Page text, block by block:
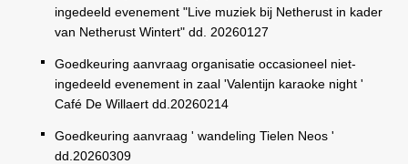
ingedeeld evenement "Live muziek bij Netherust in kader
van Netherust Wintert" dd. 20260127
Goedkeuring aanvraag organisatie occasioneel niet-
ingedeeld evenement in zaal 'Valentijn karaoke night '
Café De Willaert dd.20260214
Goedkeuring aanvraag ' wandeling Tielen Neos '
dd.20260309